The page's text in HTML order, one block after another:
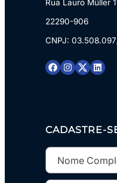
Rua Lauro Müller
22290-906
CNPJ:
CADASTRE-
Nome